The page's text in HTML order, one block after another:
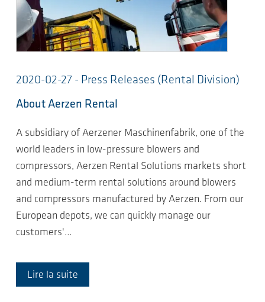
2020-02-27 - Press Releases (Rental Division)
About Aerzen Rental
A subsidiary of Aerzener Maschinenfabrik, one of the
world leaders in low-pressure blowers and
compressors, Aerzen Rental Solutions markets short
and medium-term rental solutions around blowers
and compressors manufactured by Aerzen. From our
European depots, we can quickly manage our
customers'…
Lire la suite